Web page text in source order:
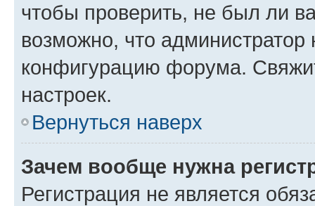
чтобы проверить, не был ли
возможно, что администратор
конфигурацию форума.
настроек.
Вернуться наверх
Зачем вообще нужна
Регистрация не является